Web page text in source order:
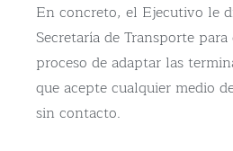
En concreto, el Ejecutivo le
Secretaría de Transporte
proceso de adaptar las
que acepte cualquier medio
sin contacto.